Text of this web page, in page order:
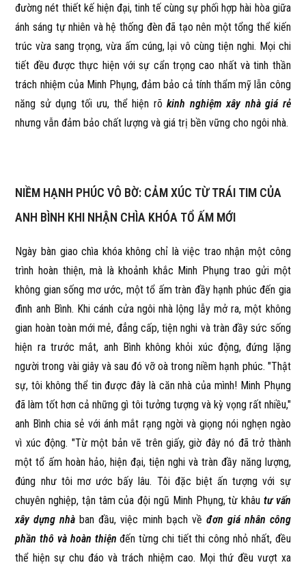
đường nét thiết kế hiện đại, tinh tế cùng sự phối hợp hài hòa giữa
ánh sáng tự nhiên và hệ thống đèn đã tạo nên một tổng thể kiến
trúc vừa sang trọng, vừa ấm cúng, lại vô cùng tiện nghi. Mọi chi
tiết đều được thực hiện với sự cẩn trọng cao nhất và tinh thần
trách nhiệm của Minh Phụng, đảm bảo cả tính thẩm mỹ lẫn công
năng sử dụng tối ưu, thể hiện rõkinh nghiệm xây nhà giá rẻ
nhưng vẫn đảm bảo chất lượng và giá trị bền vững cho ngôi nhà.
NIỀM HẠNH PHÚC VÔ BỜ: CẢM XÚC TỪ TRÁI TIM CỦA
ANH BÌNH KHI NHẬN CHÌA KHÓA TỔ ẤM MỚI
Ngày bàn giao chìa khóa không chỉ là việc trao nhận một công
trình hoàn thiện, mà là khoảnh khắc Minh Phụng trao gửi một
không gian sống mơ ước, một tổ ấm tràn đầy hạnh phúc đến gia
đình anh Bình. Khi cánh cửa ngôi nhà lộng lẫy mở ra, một không
gian hoàn toàn mới mẻ, đẳng cấp, tiện nghi và tràn đầy sức sống
hiện ra trước mắt, anh Bình không khỏi xúc động, đứng lặng
người trong vài giây và sau đó vỡ oà trong niềm hạnh phúc. "Thật
sự, tôi không thể tin được đây là căn nhà của mình! Minh Phụng
đã làm tốt hơn cả những gì tôi tưởng tượng và kỳ vọng rất nhiều,"
anh Bình chia sẻ với ánh mắt rạng ngời và giọng nói nghẹn ngào
vì xúc động. "Từ một bản vẽ trên giấy, giờ đây nó đã trở thành
một tổ ấm hoàn hảo, hiện đại, tiện nghi và tràn đầy năng lượng,
đúng như tôi mơ ước bấy lâu. Tôi đặc biệt ấn tượng với sự
chuyên nghiệp, tận tâm của đội ngũ Minh Phụng, từ khâu tư vấn
xây dựng nhà ban đầu, việc minh bạch về đơn giá nhân công
phần thô và hoàn thiện đến từng chi tiết thi công nhỏ nhất, đều
thể hiện sự chu đáo và trách nhiệm cao. Mọi thứ đều vượt xa